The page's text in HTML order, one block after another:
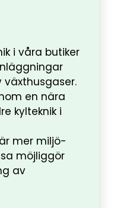
i våra butiker
en nära
kylteknik i
mer miljö-
möjliggör
av